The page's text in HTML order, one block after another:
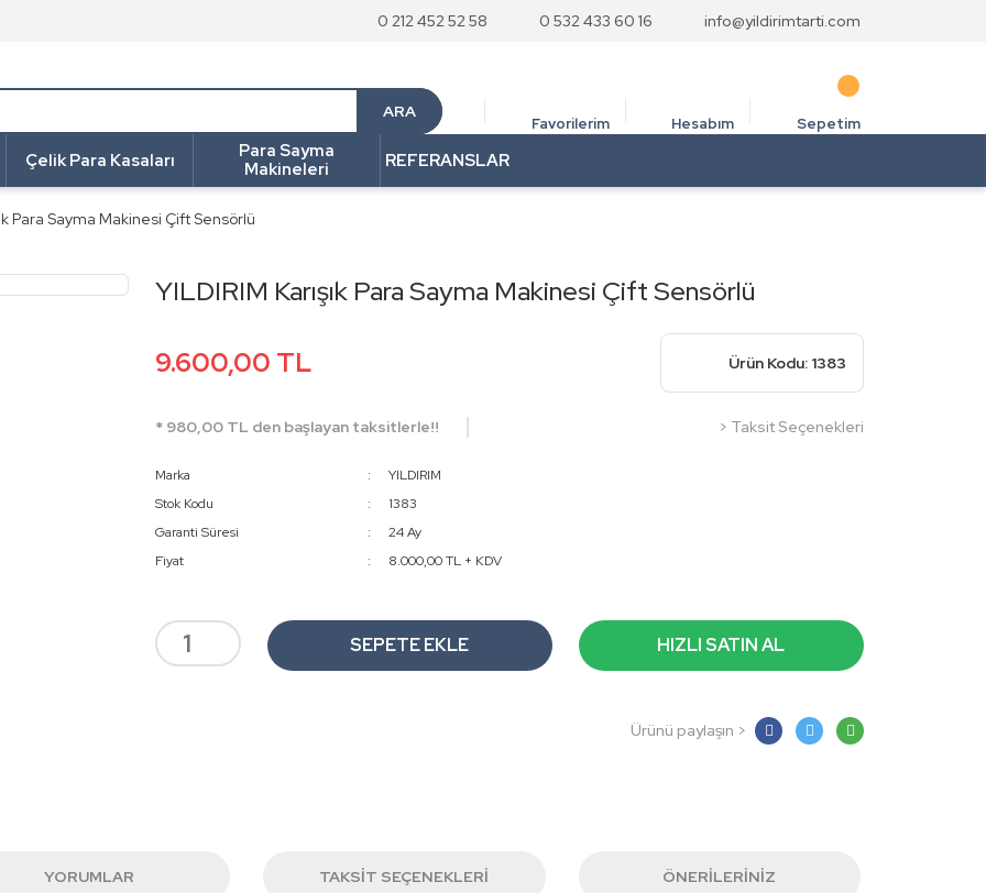
0 212 452 52 58 0 532 433 60 16 info@yildirimtarti.com
ARA
Favorilerim Hesabım Sepetim
Çelik Para Kasaları
Para Sayma
Makineleri
REFERANSLAR
Para Sayma Makinesi Çift Sensörlü
YILDIRIM Karışık Para Sayma Makinesi Çift Sensörlü
9.600,00 TL Ürün Kodu: 1383
* 980,00 TL den başlayan taksitlerle!! > Taksit Seçenekleri
Marka
YILDIRIM
Stok Kodu
1383
Garanti Süresi
24 Ay
Fiyat
8.000,00 TL + KDV
SEPETE EKLE HIZLI SATIN AL
Ürünü paylaşın >
YORUMLAR TAKSIT SEÇENEKLERI ÖNERILERINIZ